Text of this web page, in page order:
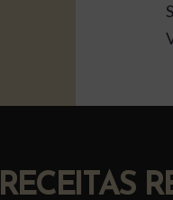
RECEITAS